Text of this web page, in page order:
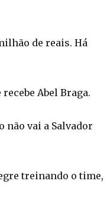
de reais. Há
Abel Braga.
não vai a Salvador
treinando o time,